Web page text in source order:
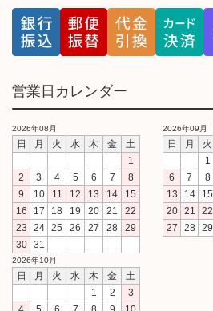
営業日カレンダー
2026年08月
日 月 火 水 木 金
土
1
2
3 4 5 6 7
8
9
10 11 12 13 14
15
16
17 18 19 20 21
22
23
24 25 26 27 28
29
30
31
2026年09月
日 月 火
1
6
7 8
13
14 15
20
21 22
27
28 29
2026年10月
日 月 火 水 木 金
土
1
2
3